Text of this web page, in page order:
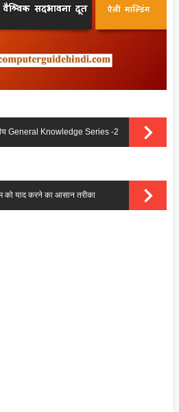
General Knowledge Series -2
को याद करने का आसान तरीका